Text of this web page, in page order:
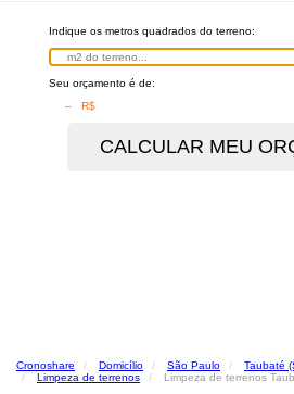
Indique os metros quadrados do terreno:
Seu orçamento é de:
– R$
Cronoshare Domicílio São Paulo
Taubaté
Limpeza de terrenos
Limpeza de terrenos